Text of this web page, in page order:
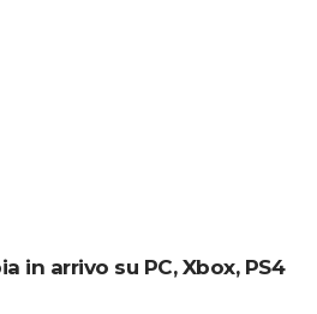
in arrivo su PC, Xbox, PS4